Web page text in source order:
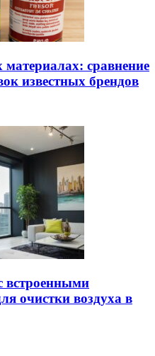
сравнение
известных брендов
встроенными
очистки воздуха в